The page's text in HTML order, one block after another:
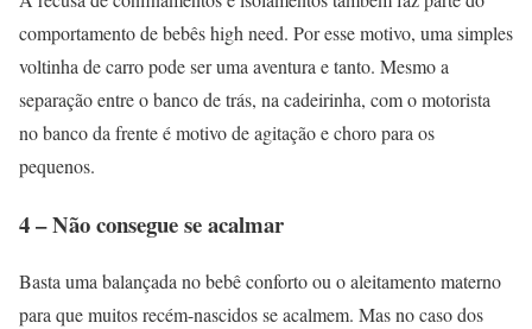
comportamento de bebês high need. Por esse motivo, uma simples
voltinha de carro pode ser uma aventura e tanto. Mesmo a
separação entre o banco de trás, na cadeirinha, com o motorista
no banco da frente é motivo de agitação e choro para os
pequenos.
4 – Não consegue se acalmar
Basta uma balançada no bebê conforto ou o aleitamento materno
para que muitos recém-nascidos se acalmem. Mas no caso dos